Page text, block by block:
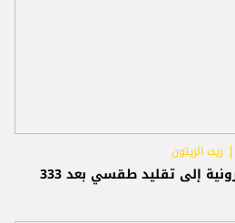
زيت الزيتون
تقديس الميرون: عودة مارونية إلى تقليد طقسي بعد 333